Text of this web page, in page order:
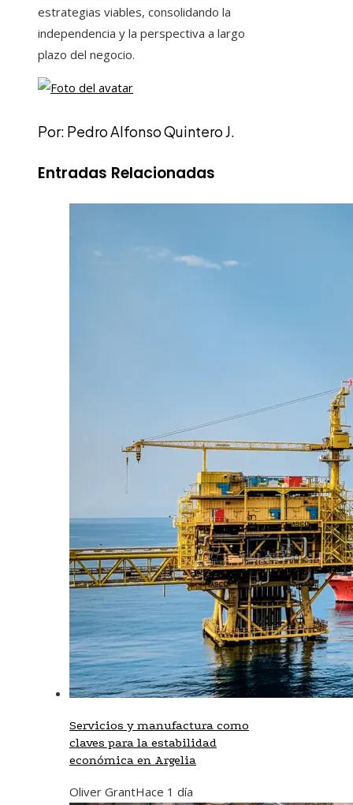
estrategias viables, consolidando la
independencia y la perspectiva a largo
plazo del negocio.
Por: Pedro Alfonso Quintero J.
Entradas Relacionadas
Servicios y manufactura como
claves para la estabilidad
económica en Argelia
Oliver GrantHace 1 día